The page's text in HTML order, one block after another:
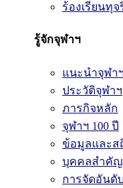
ร้องเรียนทุ
รู้จักจุฬาฯ
แนะนำจุฬาฯ
ประวัติจุฬาฯ
ภารกิจหลัก
จุฬาฯ 100 ปี
ข้อมูลและส
บุคคลสำคัญ
การจัดอันดั